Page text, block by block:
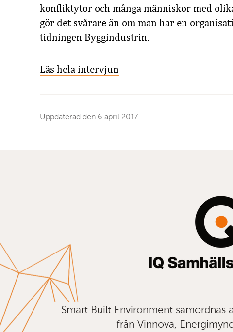
konfliktytor och många människor med
gör det svårare än om man har en
tidningen Byggindustrin.
Läs hela intervjun
Uppdaterad den 6 april 2017
Smart Built Environment samordnas
från Vinnova,